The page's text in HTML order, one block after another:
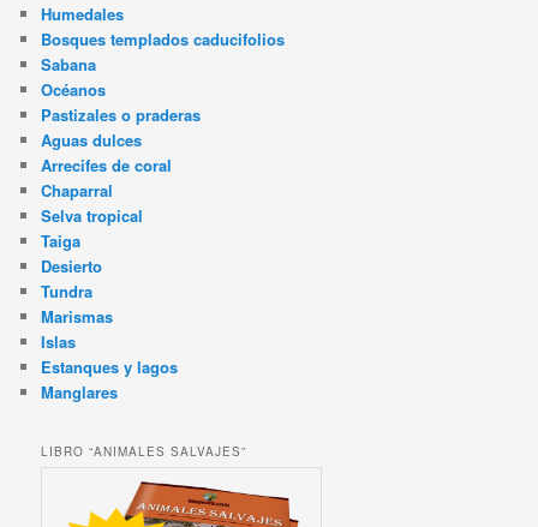
Humedales
Bosques templados caducifolios
Sabana
Océanos
Pastizales o praderas
Aguas dulces
Arrecifes de coral
Chaparral
Selva tropical
Taiga
Desierto
Tundra
Marismas
Islas
Estanques y lagos
Manglares
LIBRO “ANIMALES SALVAJES”